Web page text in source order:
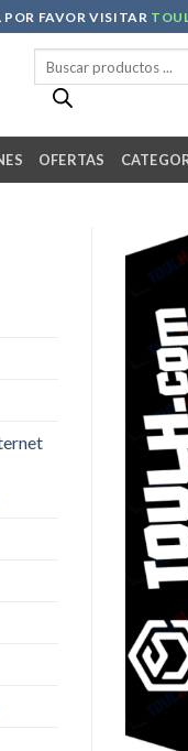
POR FAVOR VISITAR
productos
OFERTAS